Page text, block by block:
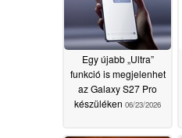
Egy újabb „Ultra”
funkció is megjelenhet
az Galaxy S27 Pro
készüléken 06/23/2026